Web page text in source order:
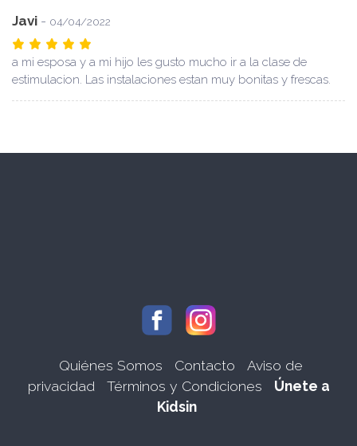
Javi - 04/04/2022
a mi esposa y a mi hijo les gusto mucho ir a la clase de
estimulacion. Las instalaciones estan muy bonitas y frescas.
Quiénes Somos Contacto
Aviso de
privacidad
Términos y Condiciones
Únete a
Kidsin